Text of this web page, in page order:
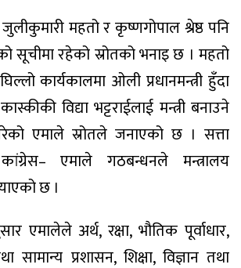
जुलीकुमारी महतो र कृष्णगोपाल श्रेष्ठ पनि
सूचीमा रहेको स्रोतको भनाइ छ । महतो
कार्यकालमा ओली प्रधानमन्त्री हुँदा
विद्या भट्टराईलाई मन्त्री बनाउने
एमाले स्रोतले जनाएको छ । सत्ता
एमाले गठबन्धनले मन्त्रालय
छ ।
एमालेले अर्थ, रक्षा, भौतिक पूर्वाधार,
सामान्य प्रशासन, शिक्षा, विज्ञान तथा